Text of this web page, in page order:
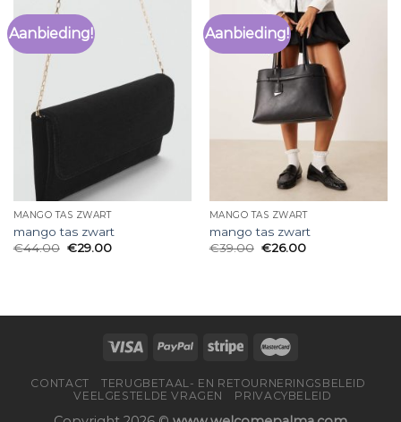
Aanbieding!
MANGO TAS ZWART
mango tas zwart
€44.00 €29.00
Aanbieding!
MANGO TAS ZWART
mango tas zwart
€39.00 €26.00
CONTACT
TERUGBETAAL- EN RETOURNERINGSBELEID
VEELGESTELDE VRAGEN
PRIVACYBELEID